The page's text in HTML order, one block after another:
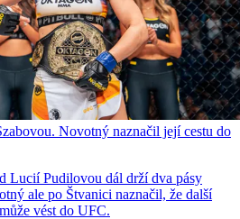
Novotný naznačil její cestu do
Lucií Pudilovou dál drží dva pásy
ale po Štvanici naznačil, že další
vést do UFC.